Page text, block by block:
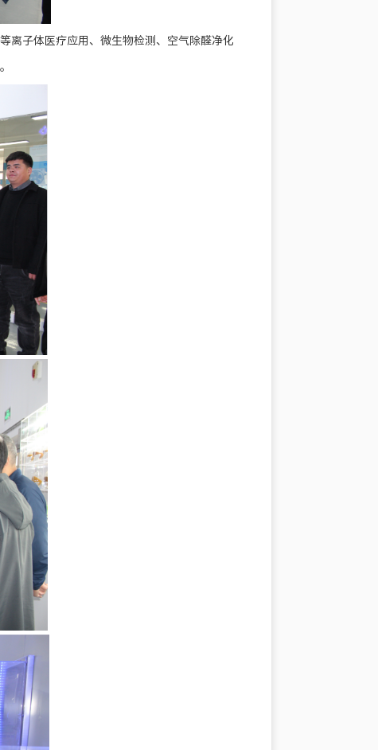
离子体医疗应用、微生物检测、空气除醛净化